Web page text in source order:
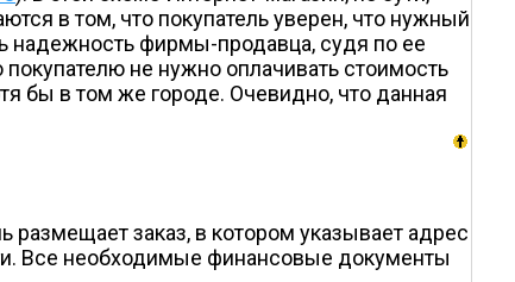
в том, что покупатель уверен, что нужный
надежность фирмы-продавца, судя по ее
не нужно оплачивать стоимость
бы в том же городе. Очевидно, что данная
размещает заказ, в котором указывает адрес
Все необходимые финансовые документы